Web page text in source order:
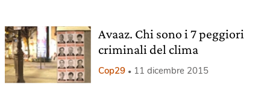
Avaaz. Chi sono i 7 peggiori
criminali del clima
Cop29 11 dicembre 2015